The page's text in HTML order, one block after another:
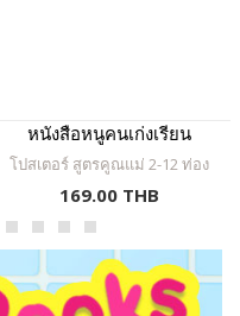
หนังสือหนูคนเก่งเรียน
คณิตศาสตร์ + สมุดระบายสี
พร้อมโปสเตอร์พูดได้ สูตรคูณ
แม่ 2-12 โปสเตอร์กดแล้วมี
เสียง
โปสเตอร์ สูตรคูณแม่ 2-12 ท่อง
สนุก พลาสติกเกรด A พรีเมี่ยม
ทนทาน ไม่ขาด ตัวอักษรใหญ่
ชัดเจน ภาพการ์ตูนน่ารัก กดปุ่มฟัง
เสียงอ่าน กดเพิ่ม-ลดเสียงได้
169.00 THB